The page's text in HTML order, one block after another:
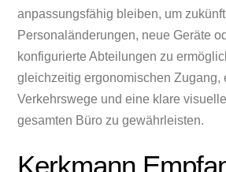
anpassungsfähig bleiben, um
Personaländerungen, neue Geräte
konfigurierte Abteilungen zu
gleichzeitig ergonomischen Zugang,
Verkehrswege und eine klare
gesamten Büro zu gewährleisten.
Kerkmann